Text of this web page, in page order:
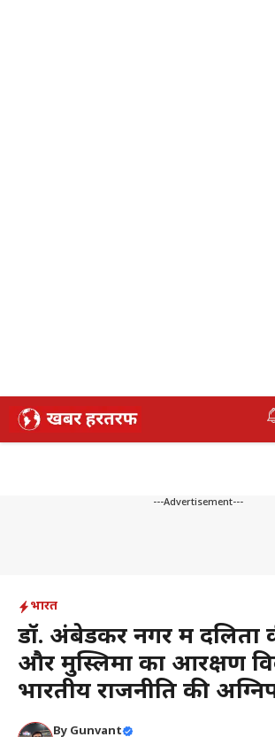
Skip
---Advertisement---
भारत
डॉ. अंबेडकर नगर में दलितों
और मुस्लिमों का आरक्षण
भारतीय राजनीति की
By Gunvant